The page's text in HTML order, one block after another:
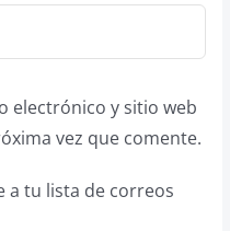
electrónico y sitio web
vez que comente.
a tu lista de correos